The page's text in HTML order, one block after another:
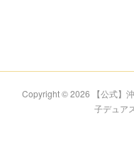
Copyright ©2026
【公式】
子デュア